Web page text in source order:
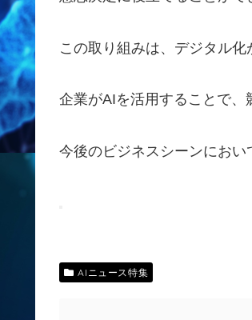
この取り組みは、デジタル化
企業がAIを活用することで、
今後のビジネスシーンにおい
AIニュース特集